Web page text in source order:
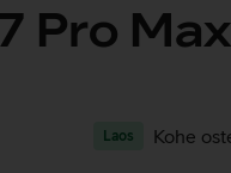
Pro
Laos Kohe